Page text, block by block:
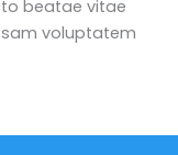
beatae vitae
voluptatem